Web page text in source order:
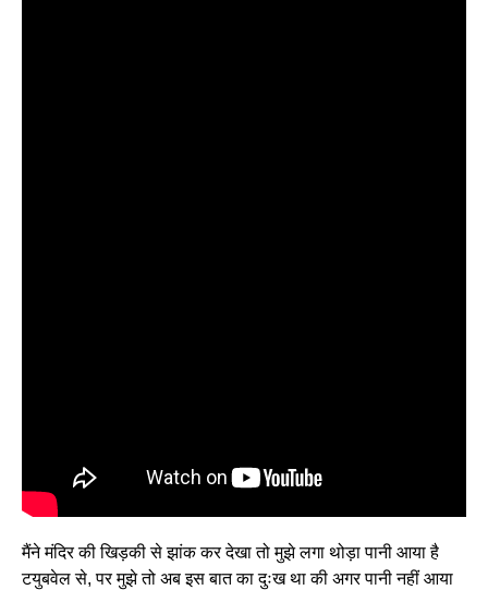
मैंने मंदिर की खिड़की से झांक कर देखा तो मुझे लगा थोड़ा पानी आया है
टयुबवेल से, पर मुझे तो अब इस बात का दुःख था की अगर पानी नहीं आया